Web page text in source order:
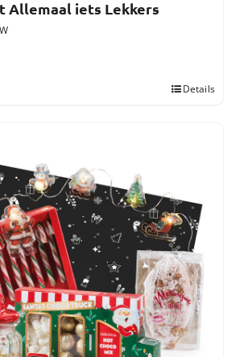
Allemaal iets Lekkers
Details